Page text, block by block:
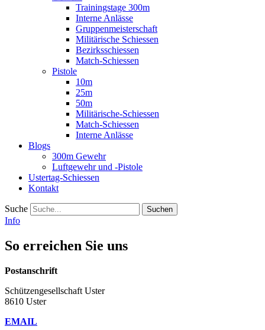
Trainingstage 300m
Interne Anlässe
Gruppenmeisterschaft
Militärische Schiessen
Bezirksschiessen
Match-Schiessen
Pistole
10m
25m
50m
Militärische-Schiessen
Match-Schiessen
Interne Anlässe
Blogs
300m Gewehr
Luftgewehr und -Pistole
Ustertag-Schiessen
Kontakt
Suche
Info
So erreichen Sie uns
Postanschrift
Schützengesellschaft Uster
8610 Uster
EMAIL